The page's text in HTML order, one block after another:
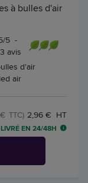
à bulles d'air
/5 -
3 avis
d'air
air
2,96 € HT
TTC)
EN 24/48H